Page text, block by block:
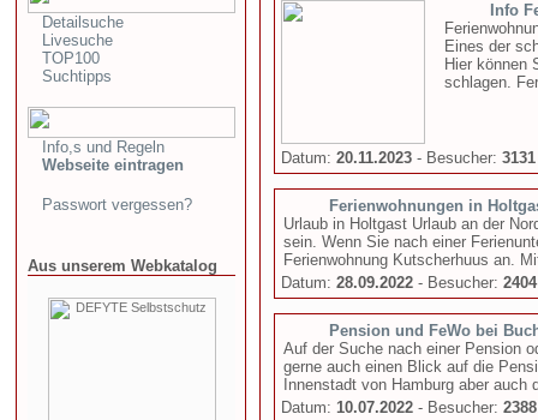
Detailsuche
Livesuche
TOP100
Suchtipps
Info,s und Regeln
Webseite eintragen
Passwort vergessen?
Aus unserem Webkatalog
Info
Eines der
Hier können
schlagen.
Datum: 20.11.2023 - Besucher: 3131
Ferienwohnungen in
Urlaub in Holtgast Urlaub an der
sein. Wenn Sie nach einer
Ferienwohnung Kutscherhuus an.
Datum: 28.09.2022 - Besucher: 2404
Pension und FeWo bei
Auf der Suche nach einer Pension
gerne auch einen Blick auf die
Innenstadt von Hamburg aber
Datum: 10.07.2022 - Besucher: 2388